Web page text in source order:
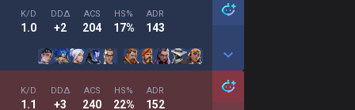
K/D
1.0
DDΔ
+2
ACS
204
HS%
17%
ADR
143
K/D
1.1
DDΔ
+3
ACS
240
HS%
22%
ADR
152